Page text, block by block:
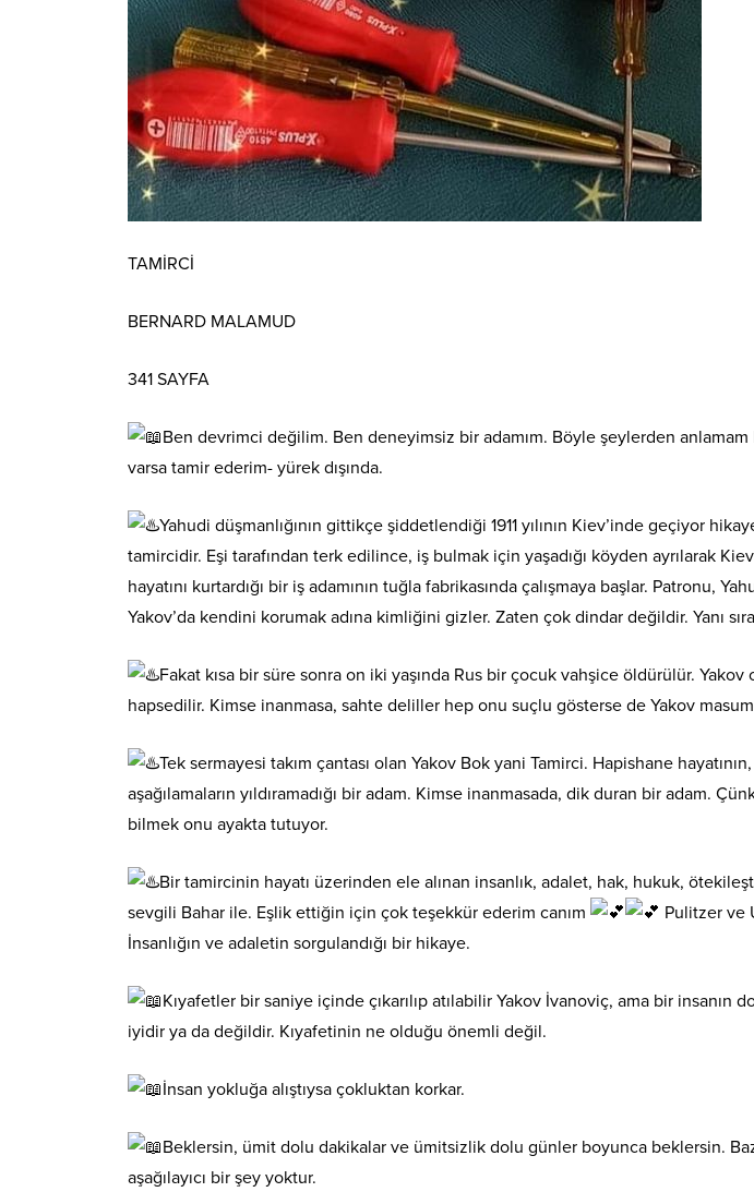
TAMİRCİ
BERNARD MALAMUD
341 SAYFA
Ben devrimci değilim. Ben deneyimsiz bir adamım. Böyle şeylerden anlamam
varsa tamir ederim- yürek dışında.
Yahudi düşmanlığının gittikçe şiddetlendiği 1911 yılının Kiev’inde geçiyor
tamircidir. Eşi tarafından terk edilince, iş bulmak için yaşadığı köyden ayrılarak
hayatını kurtardığı bir iş adamının tuğla fabrikasında çalışmaya başlar. Patronu,
Yakov’da kendini korumak adına kimliğini gizler. Zaten çok dindar değildir. Yanı
Fakat kısa bir süre sonra on iki yaşında Rus bir çocuk vahşice öldürülür. Yakov
hapsedilir. Kimse inanmasa, sahte deliller hep onu suçlu gösterse de Yakov
Tek sermayesi takım çantası olan Yakov Bok yani Tamirci. Hapishane
aşağılamaların yıldıramadığı bir adam. Kimse inanmasada, dik duran bir adam.
bilmek onu ayakta tutuyor.
Bir tamircinin hayatı üzerinden ele alınan insanlık, adalet, hak, hukuk,
sevgili Bahar ile. Eşlik ettiğin için çok teşekkür ederim canım
Pulitzer ve
İnsanlığın ve adaletin sorgulandığı bir hikaye.
Kıyafetler bir saniye içinde çıkarılıp atılabilir Yakov İvanoviç, ama bir insanın
iyidir ya da değildir. Kıyafetinin ne olduğu önemli değil.
İnsan yokluğa alıştıysa çokluktan korkar.
Beklersin, ümit dolu dakikalar ve ümitsizlik dolu günler boyunca beklersin.
aşağılayıcı bir şey yoktur.